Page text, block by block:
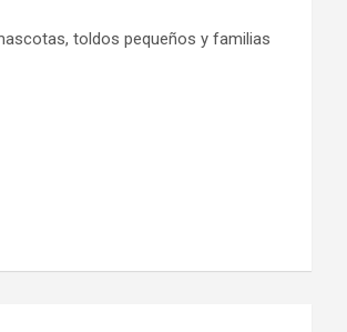
toldos pequeños y familias